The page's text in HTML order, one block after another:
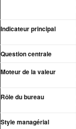
Indicateur principal
Question centrale
Moteur de la valeur
Rôle du bureau
Style managérial